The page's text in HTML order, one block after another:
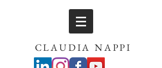
CLAUDIA NAPPI